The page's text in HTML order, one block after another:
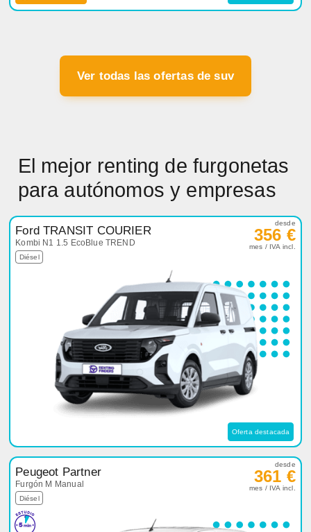
Ver todas las ofertas de suv
El mejor renting de furgonetas
para autónomos y empresas
Ford TRANSIT COURIER
Kombi N1 1.5 EcoBlue TREND
Diésel
desde
356 €
mes / IVA incl.
Oferta destacada
Peugeot Partner
Furgón M Manual
Diésel
desde
361 €
mes / IVA incl.